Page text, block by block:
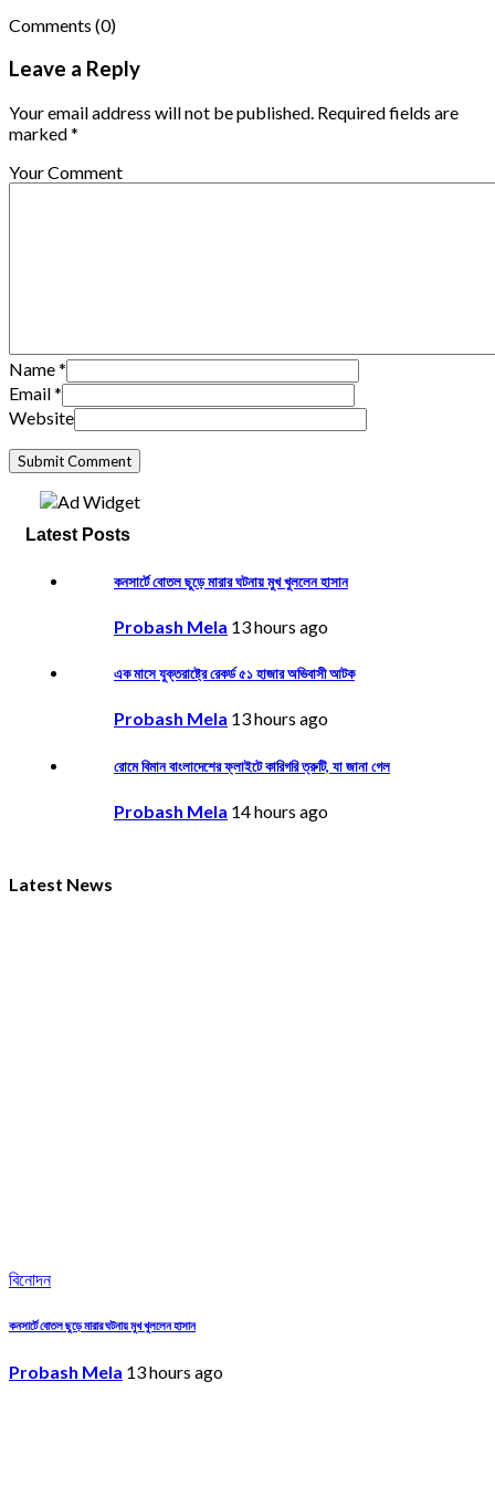
Comments (0)
Leave a Reply
Your email address will not be published. Required fields are
marked *
Your Comment
Name*
Email*
Website
Latest Posts
কনসার্টে বোতল ছুড়ে মারার ঘটনায় মুখ খুললেন হাসান
Probash Mela 13 hours ago
এক মাসে যুক্তরাষ্ট্রে রেকর্ড ৫১ হাজার অভিবাসী আটক
Probash Mela 13 hours ago
রোমে বিমান বাংলাদেশের ফ্লাইটে কারিগরি ত্রুটি, যা জানা গেল
Probash Mela 14 hours ago
Latest News
বিনোদন
কনসার্টে বোতল ছুড়ে মারার ঘটনায় মুখ খুললেন হাসান
Probash Mela 13 hours ago